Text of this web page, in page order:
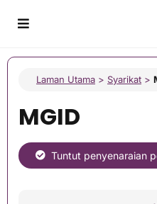
Laman Utama > Syarikat >
MGID
Tuntut penyenaraian